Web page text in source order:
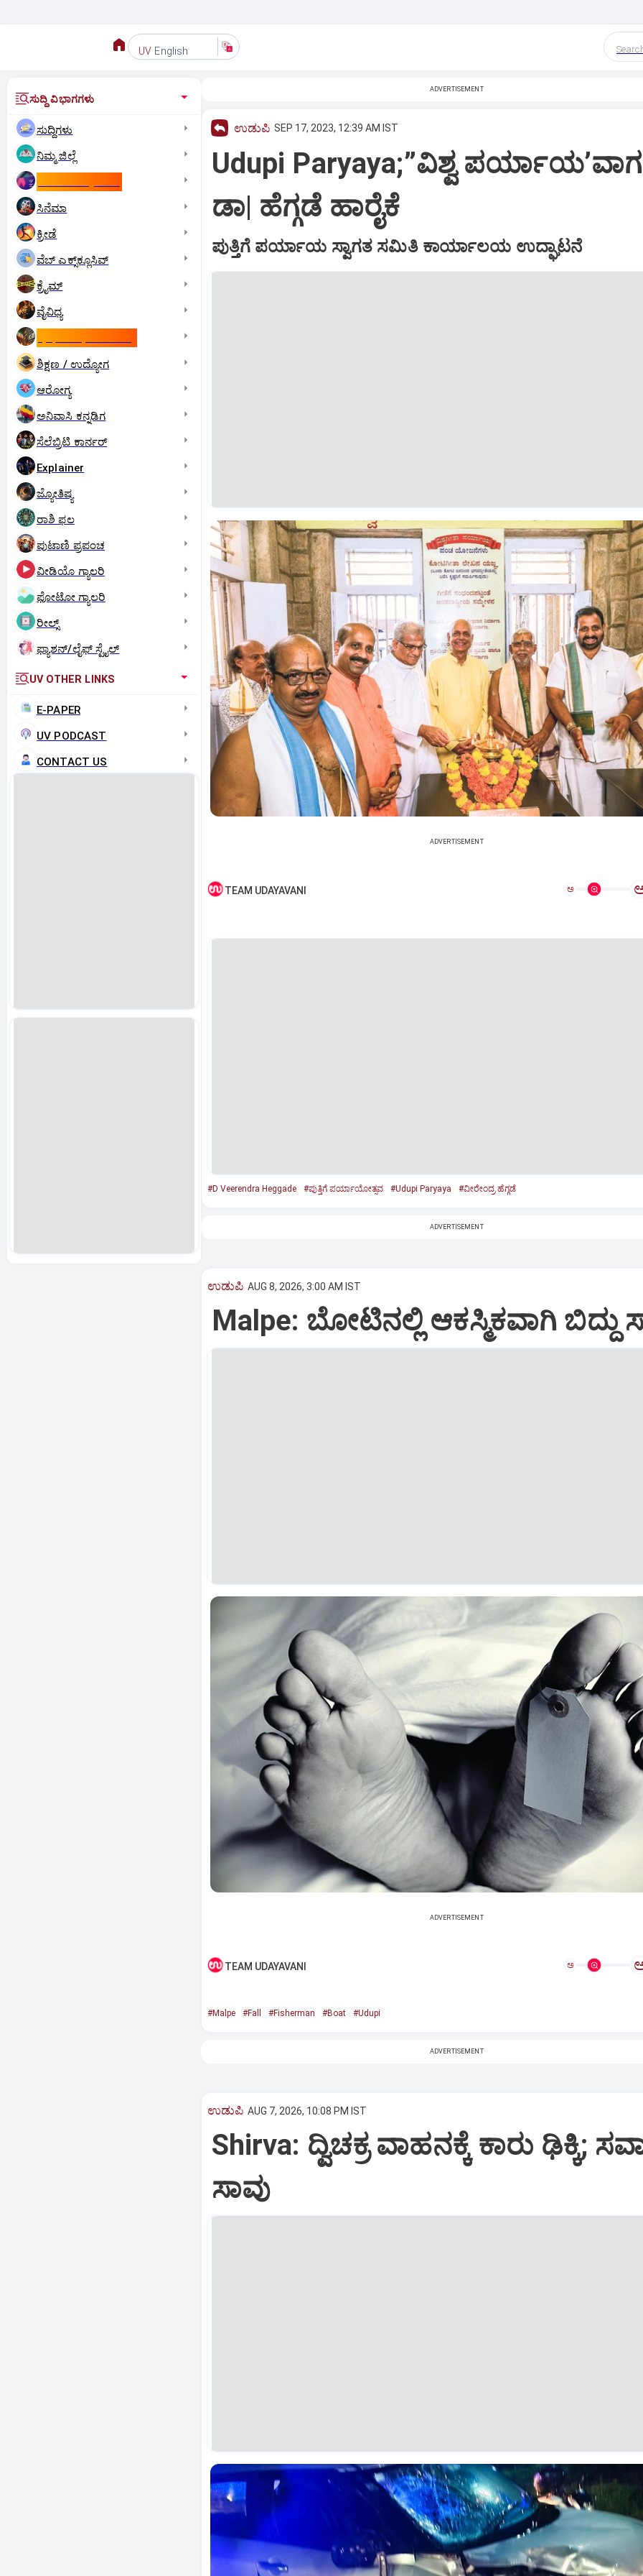
UV English
ಸುದ್ದಿ ವಿಭಾಗಗಳು
ಸುದ್ದಿಗಳು
ನಿಮ್ಮ ಜಿಲ್ಲೆ
ಸಿನೆಮಾ
ಕ್ರೀಡೆ
ವೆಬ್ ಎಕ್ಸ್‌ಕ್ಲೂಸಿವ್
ಕ್ರೈಮ್
ವೈವಿಧ್ಯ
ಶಿಕ್ಷಣ / ಉದ್ಯೋಗ
ಆರೋಗ್ಯ
ಅನಿವಾಸಿ ಕನ್ನಡಿಗ
ಸೆಲೆಬ್ರಿಟಿ ಕಾರ್ನರ್‌
Explainer
ಜ್ಯೋತಿಷ್ಯ
ರಾಶಿ ಫಲ
ಪುಟಾಣಿ ಪ್ರಪಂಚ
ವೀಡಿಯೊ ಗ್ಯಾಲರಿ
ಫೋಟೋ ಗ್ಯಾಲರಿ
ರೀಲ್ಸ್
ಫ್ಯಾಶನ್/ಲೈಫ್‌ ಸ್ಟೈಲ್
UV OTHER LINKS
E-PAPER
UV PODCAST
CONTACT US
ADVERTISEMENT
ಉಡುಪಿ SEP 17, 2023, 12:39 AM IST
Udupi Paryaya;”ವಿಶ್ವ
ಡಾ| ಹೆಗ್ಗಡೆ ಹಾರೈಕೆ
ಪುತ್ತಿಗೆ ಪರ್ಯಾಯ ಸ್ವಾಗತ ಸಮಿತಿ ಕಾರ್ಯಾಲಯ ಉದ್ಘಾಟನೆ
ADVERTISEMENT
TEAM UDAYAVANI ಅ
#D Veerendra Heggade #ಪುತ್ತಿಗೆ ಪರ್ಯಾಯೋತ್ಸವ #Udupi Paryaya #ವೀರೇಂದ್ರ ಹೆಗ್ಗಡೆ
ADVERTISEMENT
ಉಡುಪಿ AUG 8, 2026, 3:00 AM IST
Malpe: ಬೋಟಿನಲ್ಲಿ ಆಕಸ್ಮಿಕವಾಗಿ ಬಿದ್ದು
ADVERTISEMENT
TEAM UDAYAVANI ಅ
#Malpe #Fall #Fisherman #Boat #Udupi
ADVERTISEMENT
ಉಡುಪಿ AUG 7, 2026, 10:08 PM IST
Shirva: ದ್ವಿಚಕ್ರ ವಾಹನಕ್ಕೆ ಕಾರು ಢಿಕ್ಕಿ;
ಸಾವು